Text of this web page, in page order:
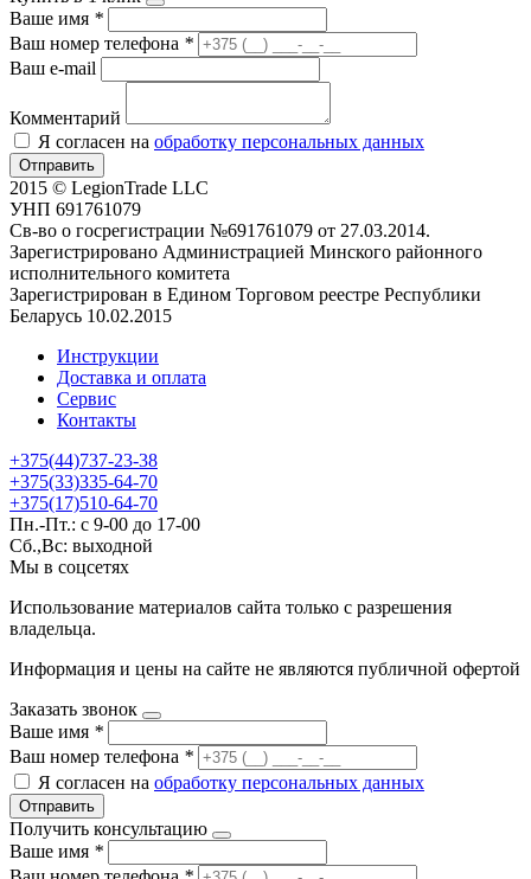
Ваше имя *
Ваш номер телефона *
Ваш e-mail
Комментарий
Я согласен на обработку персональных данных
Отправить
2015 © LegionTrade LLC
УНП 691761079
Св-во о госрегистрации №691761079 от 27.03.2014.
Зарегистрировано Администрацией Минского районного
исполнительного комитета
Зарегистрирован в Едином Торговом реестре Республики
Беларусь 10.02.2015
Инструкции
Доставка и оплата
Сервис
Контакты
+375(44)737-23-38
+375(33)335-64-70
+375(17)510-64-70
Пн.-Пт.: с 9-00 до 17-00
Сб.,Вс: выходной
Мы в соцсетях
Использование материалов сайта только с разрешения
владельца.
Информация и цены на сайте не являются публичной офертой
Заказать звонок
Ваше имя *
Ваш номер телефона *
Я согласен на обработку персональных данных
Отправить
Получить консультацию
Ваше имя *